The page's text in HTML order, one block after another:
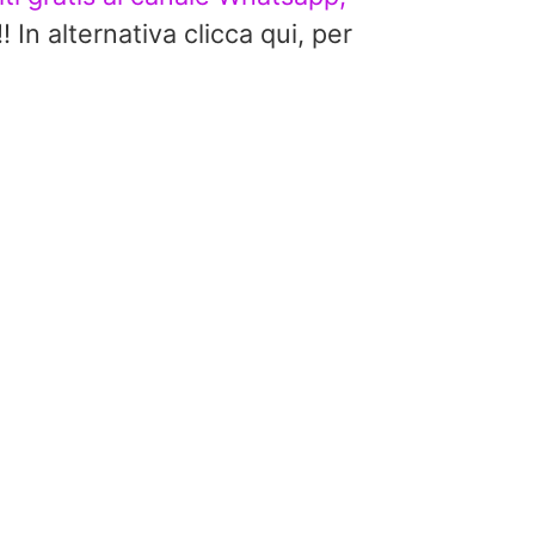
In alternativa clicca qui, per